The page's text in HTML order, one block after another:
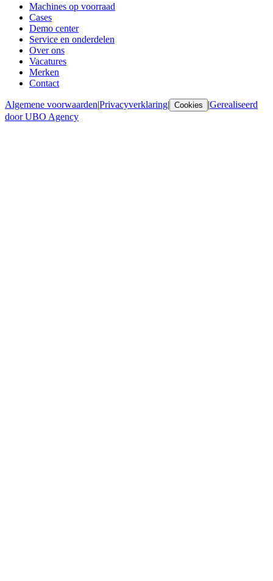
Machines op voorraad
Cases
Demo center
Service en onderdelen
Over ons
Vacatures
Merken
Contact
Algemene voorwaarden|Privacyverklaring| Cookies |Gerealiseerd
door UBO Agency